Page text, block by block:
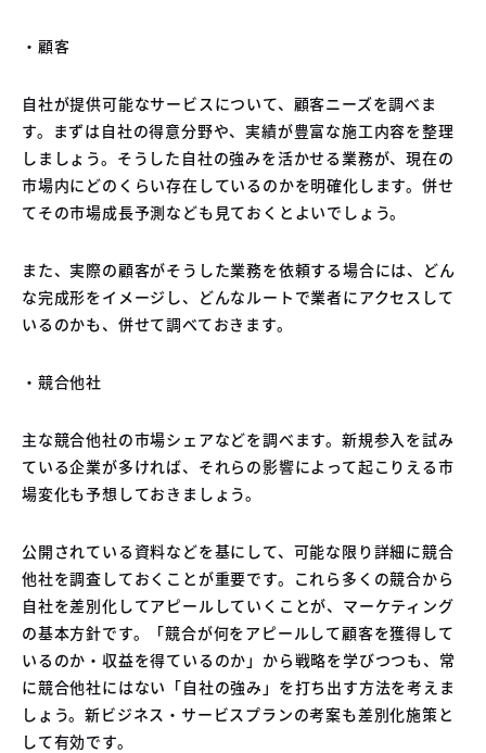
・顧客
自社が提供可能なサービスについて、顧客ニーズを調べま
す。まずは自社の得意分野や、実績が豊富な施工内容を整理
しましょう。そうした自社の強みを活かせる業務が、現在の
市場内にどのくらい存在しているのかを明確化します。併せ
てその市場成長予測なども見ておくとよいでしょう。
また、実際の顧客がそうした業務を依頼する場合には、どん
な完成形をイメージし、どんなルートで業者にアクセスして
いるのかも、併せて調べておきます。
・競合他社
主な競合他社の市場シェアなどを調べます。新規参入を試み
ている企業が多ければ、それらの影響によって起こりえる市
場変化も予想しておきましょう。
公開されている資料などを基にして、可能な限り詳細に競合
他社を調査しておくことが重要です。これら多くの競合から
自社を差別化してアピールしていくことが、マーケティング
の基本方針です。「競合が何をアピールして顧客を獲得して
いるのか・収益を得ているのか」から戦略を学びつつも、常
に競合他社にはない「自社の強み」を打ち出す方法を考えま
しょう。新ビジネス・サービスプランの考案も差別化施策と
して有効です。